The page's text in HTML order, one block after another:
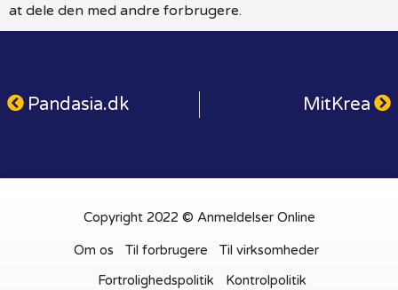
at dele den med andre forbrugere.
Pandasia.dk MitKrea
Copyright 2022 © Anmeldelser Online
Om os Til forbrugere
Til virksomheder
Fortrolighedspolitik
Kontrolpolitik